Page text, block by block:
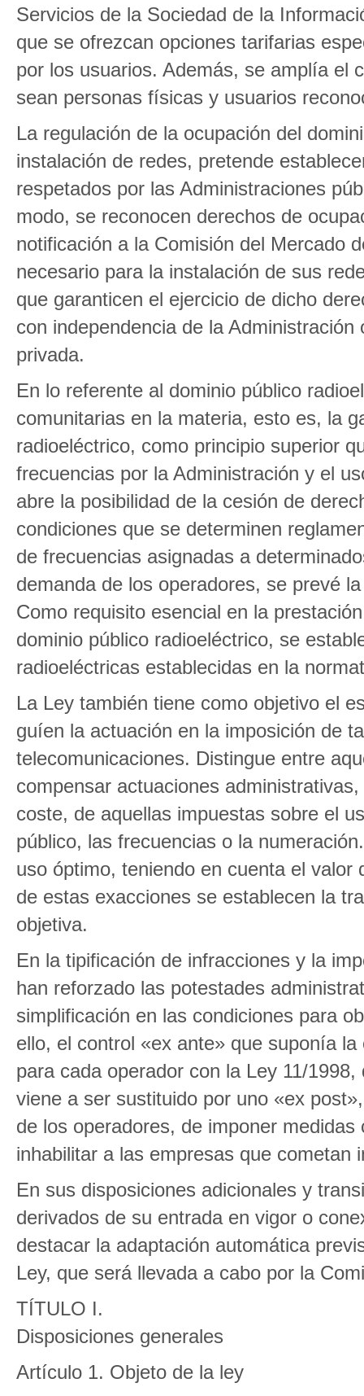
Servicios de la Sociedad de la
que se ofrezcan opciones tarifarias
por los usuarios. Además, se amplía el
sean personas físicas y usuarios
La regulación de la ocupación del
instalación de redes, pretende
respetados por las Administraciones
modo, se reconocen derechos de
notificación a la Comisión del Mercado
necesario para la instalación de sus
que garanticen el ejercicio de dicho
con independencia de la
privada.
En lo referente al dominio público
comunitarias en la materia, esto es, la
radioeléctrico, como principio superior
frecuencias por la Administración y el
abre la posibilidad de la cesión de
condiciones que se determinen
de frecuencias asignadas a
demanda de los operadores, se prevé
Como requisito esencial en la
dominio público radioeléctrico, se
radioeléctricas establecidas en la
La Ley también tiene como objetivo el
guíen la actuación en la imposición de
telecomunicaciones. Distingue entre
compensar actuaciones
coste, de aquellas impuestas sobre el
público, las frecuencias o la
uso óptimo, teniendo en cuenta el
de estas exacciones se establecen la
objetiva.
En la tipificación de infracciones y la
han reforzado las potestades
simplificación en las condiciones para
ello, el control «ex ante» que suponía
para cada operador con la Ley 11/
viene a ser sustituido por uno «ex
de los operadores, de imponer
inhabilitar a las empresas que cometan
En sus disposiciones adicionales y
derivados de su entrada en vigor o
destacar la adaptación automática
Ley, que será llevada a cabo por la
TÍTULO I.
Disposiciones generales
Artículo 1. Objeto de la ley